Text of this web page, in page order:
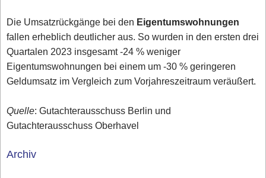
Die Umsatzrückgänge bei den Eigentumswohnungen
fallen erheblich deutlicher aus. So wurden in den ersten drei
Quartalen 2023 insgesamt -24 % weniger
Eigentumswohnungen bei einem um -30 % geringeren
Geldumsatz im Vergleich zum Vorjahreszeitraum veräußert.
Quelle: Gutachterausschuss Berlin und
Gutachterausschuss Oberhavel
Archiv